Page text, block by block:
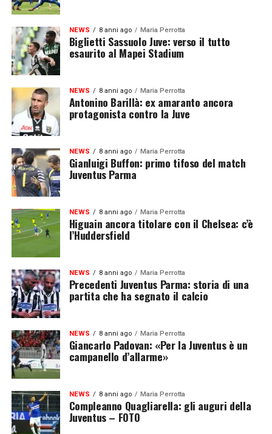
NEWS 8 anni ago Maria Perrotta
Biglietti Sassuolo Juve: verso il tutto
esaurito al Mapei Stadium
NEWS 8 anni ago Maria Perrotta
Antonino Barillà: ex amaranto ancora
protagonista contro la Juve
NEWS 8 anni ago Maria Perrotta
Gianluigi Buffon: primo tifoso del match
Juventus Parma
NEWS 8 anni ago Maria Perrotta
Higuain ancora titolare con il Chelsea: c’è
l’Huddersfield
NEWS 8 anni ago Maria Perrotta
Precedenti Juventus Parma: storia di una
partita che ha segnato il calcio
NEWS 8 anni ago Maria Perrotta
Giancarlo Padovan: «Per la Juventus è un
campanello d’allarme»
NEWS 8 anni ago Maria Perrotta
Compleanno Quagliarella: gli auguri della
Juventus – FOTO